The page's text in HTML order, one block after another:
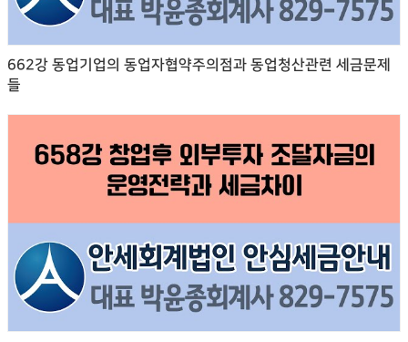
662강 동업기업의 동업자협약주의점과 동업청산관련 세금문제
들